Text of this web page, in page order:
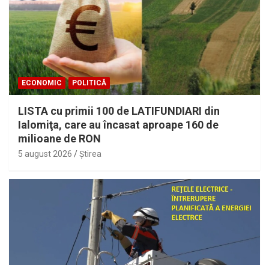
ECONOMIC POLITICĂ
LISTA cu primii 100 de LATIFUNDIARI din
Ialomiţa, care au încasat aproape 160 de
milioane de RON
5 august 2026 Ştirea